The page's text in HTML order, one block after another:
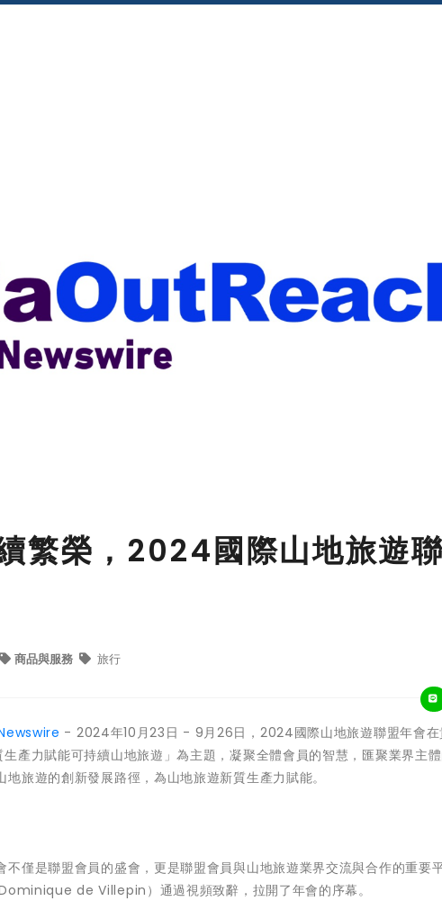
繁榮，2024國際山地旅遊
商品與服務 旅行
- 2024年10月23日 - 9月26日，2024國際山地旅遊聯盟年會在
產力賦能可持續山地旅遊」為主題，凝聚全體會員的智慧，匯聚業界主體
旅遊的創新發展路徑，為山地旅遊新質生產力賦能。
不僅是聯盟會員的盛會，更是聯盟會員與山地旅遊業界交流與合作的重要
de Villepin）通過視頻致辭，拉開了年會的序幕。